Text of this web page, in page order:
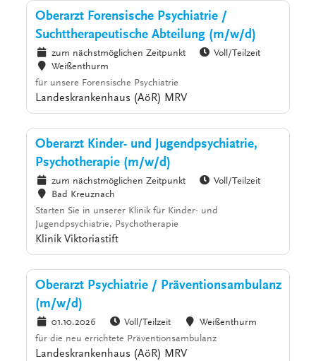
Oberarzt Forensische Psychiatrie /
Suchttherapeutische Abteilung (m/w/d)
zum nächstmöglichen Zeitpunkt
Voll/Teilzeit
Weißenthurm
für unsere Forensische Psychiatrie
Landeskrankenhaus (AöR) MRV
Oberarzt Kinder- und Jugendpsychiatrie,
Psychotherapie (m/w/d)
zum nächstmöglichen Zeitpunkt
Voll/Teilzeit
Bad Kreuznach
Starten Sie in unserer Klinik für Kinder- und
Jugendpsychiatrie, Psychotherapie
Klinik Viktoriastift
Oberarzt Psychiatrie / Präventionsambulanz
(m/w/d)
01.10.2026 Voll/Teilzeit
Weißenthurm
für die neu errichtete Präventionsambulanz
Landeskrankenhaus (AöR) MRV